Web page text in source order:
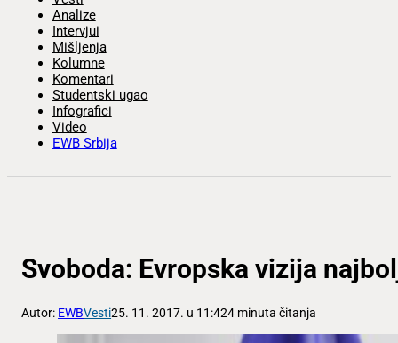
Analize
Intervjui
Mišljenja
Kolumne
Komentari
Studentski ugao
Infografici
Video
EWB Srbija
Svoboda: Evropska vizija
Autor: EWBVesti25. 11. 2017. u 11:424 minuta čitanja